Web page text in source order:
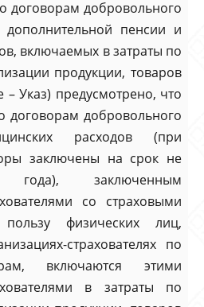
договорам добровольного
дополнительной пенсии и
включаемых в затраты по
продукции, товаров
– Указ) предусмотрено, что
договорам добровольного
расходов (при
заключены на срок не
заключенным
со страховыми
физических лиц,
страхователях по
включаются этими
в затраты по